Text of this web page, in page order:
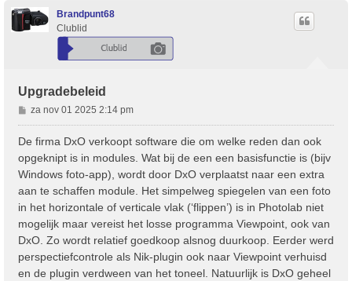
Brandpunt68
Clublid
Upgradebeleid
B
e
r
c
h
t
za nov 01 2025 2:14 pm
De firma DxO verkoopt software die om welke reden dan ook
opgeknipt is in modules. Wat bij de een een basisfunctie is (bijv
Windows foto-app), wordt door DxO verplaatst naar een extra
aan te schaffen module. Het simpelweg spiegelen van een foto
in het horizontale of verticale vlak (‘flippen’) is in Photolab niet
mogelijk maar vereist het losse programma Viewpoint, ook van
DxO. Zo wordt relatief goedkoop alsnog duurkoop. Eerder werd
perspectiefcontrole als Nik-plugin ook naar Viewpoint verhuisd
en de plugin verdween van het toneel. Natuurlijk is DxO geheel